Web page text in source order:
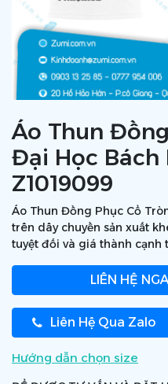
Áo Thun
Đại Học Bách
Z1019099
Áo Thun Đồng Phục Cổ
trên dây chuyền sản xuất
tuyệt đối và giá thành cạnh
LIÊN HỆ
Liên Hệ Qua Zalo
Hướng dẫn chọn size